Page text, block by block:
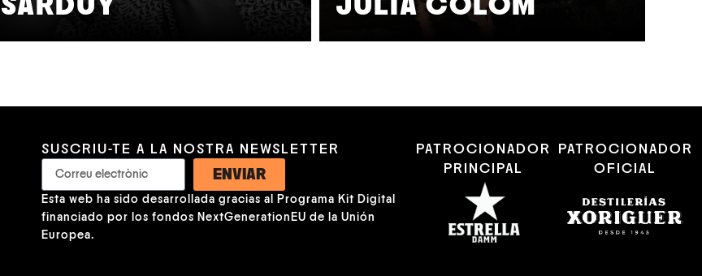
SUSCRIU-TE A LA NOSTRA NEWSLETTER
ENVIAR
Esta web ha sido desarrollada gracias al Programa Kit Digital
financiado por los fondos NextGenerationEU de la Unión
Europea.
PATROCIONADOR
PRINCIPAL
PATROCIONADOR
OFICIAL